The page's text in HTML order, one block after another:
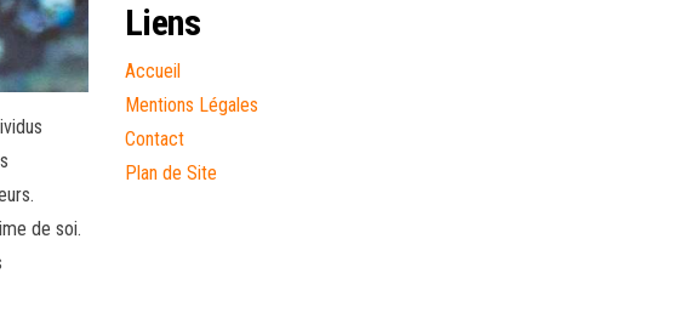
de soi.
Liens
Accueil
Mentions Légales
Contact
Plan de Site